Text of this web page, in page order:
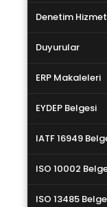
Denetim
Duyurular
ERP Makaleleri
EYDEP Belgesi
IATF 16949
ISO 10002
ISO 13485